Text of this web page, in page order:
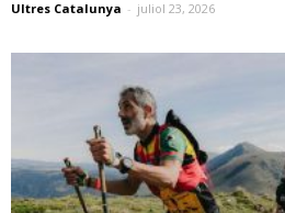
Ultres Catalunya - juliol 23, 2026